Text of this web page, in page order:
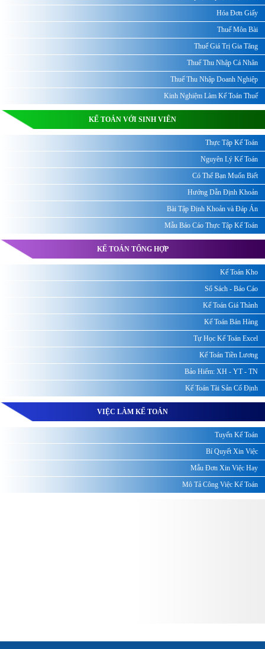
Hóa Đơn Giấy
Thuế Môn Bài
Thuế Giá Trị Gia Tăng
Thuế Thu Nhập Cá Nhân
Thuế Thu Nhập Doanh Nghiệp
Kinh Nghiệm Làm Kế Toán Thuế
KẾ TOÁN VỚI SINH VIÊN
Thực Tập Kế Toán
Nguyên Lý Kế Toán
Có Thể Bạn Muốn Biết
Hướng Dẫn Định Khoản
Bài Tập Định Khoản và Đáp Án
Mẫu Báo Cáo Thực Tập Kế Toán
KẾ TOÁN TỔNG HỢP
Kế Toán Kho
Sổ Sách - Báo Cáo
Kế Toán Giá Thành
Kế Toán Bán Hàng
Tự Học Kế Toán Excel
Kế Toán Tiền Lương
Bảo Hiểm: XH - YT - TN
Kế Toán Tài Sản Cố Định
VIỆC LÀM KẾ TOÁN
Tuyển Kế Toán
Bí Quyết Xin Việc
Mẫu Đơn Xin Việc Hay
Mô Tả Công Việc Kế Toán